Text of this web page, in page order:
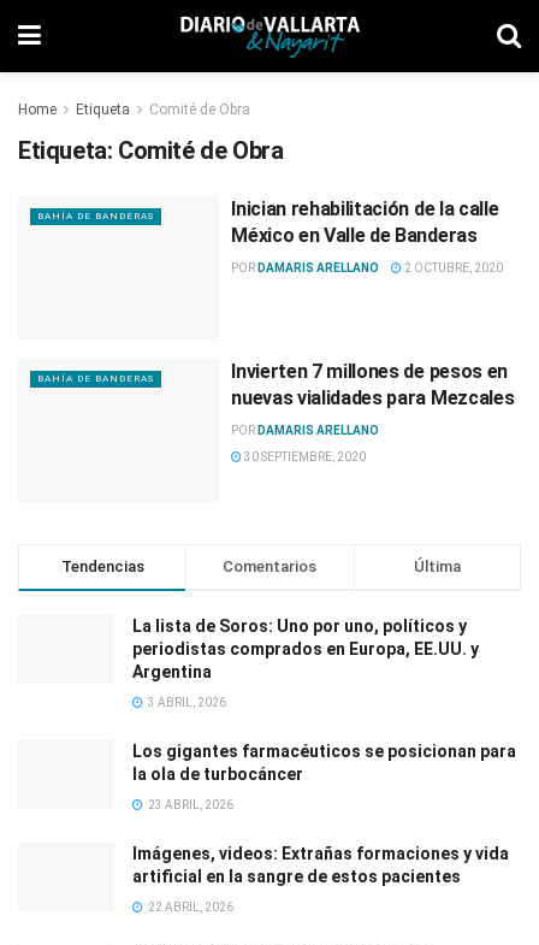
Home Etiqueta Comité de Obra
Etiqueta: Comité de Obra
BAHÍA DE BANDERAS
Inician rehabilitación de la calle
México en Valle de Banderas
POR DAMARIS ARELLANO 2 OCTUBRE, 2020
BAHÍA DE BANDERAS
Invierten 7 millones de pesos en
nuevas vialidades para Mezcales
POR DAMARIS ARELLANO
30 SEPTIEMBRE, 2020
Tendencias Comentarios Última
La lista de Soros: Uno por uno, políticos y
periodistas comprados en Europa, EE.UU. y
Argentina
3 ABRIL, 2026
Los gigantes farmacéuticos se posicionan para
la ola de turbocáncer
23 ABRIL, 2026
Imágenes, videos: Extrañas formaciones y vida
artificial en la sangre de estos pacientes
22 ABRIL, 2026